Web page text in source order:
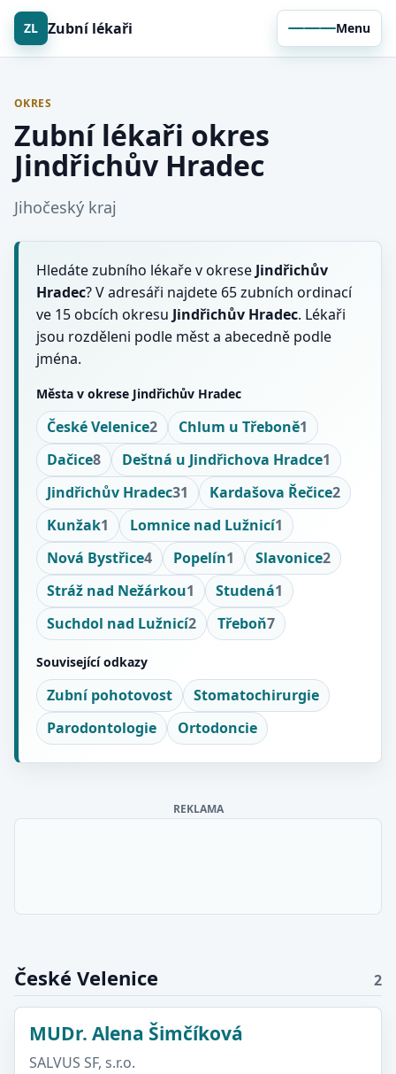
ZL Zubní lékaři Menu
OKRES
Zubní lékaři okres
Jindřichův Hradec
Jihočeský kraj
Hledáte zubního lékaře v okrese Jindřichův
Hradec? V adresáři najdete 65 zubních ordinací
ve 15 obcích okresu Jindřichův Hradec. Lékaři
jsou rozděleni podle měst a abecedně podle
jména.
Města v okrese Jindřichův Hradec
České Velenice2 Chlum u Třeboně1
Dačice8 Deštná u Jindřichova Hradce1
Jindřichův Hradec31 Kardašova Řečice2
Kunžak1 Lomnice nad Lužnicí1
Nová Bystřice4 Popelín1 Slavonice2
Stráž nad Nežárkou1 Studená1
Suchdol nad Lužnicí2 Třeboň7
Související odkazy
Zubní pohotovost
Stomatochirurgie
Parodontologie
Ortodoncie
REKLAMA
České Velenice 2
MUDr. Alena Šimčíková
SALVUS SF, s.r.o.